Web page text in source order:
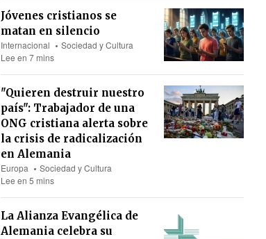
Jóvenes cristianos se
matan en silencio
Internacional
Sociedad y Cultura
Lee en 7 mins
"Quieren destruir nuestro
país": Trabajador de una
ONG cristiana alerta sobre
la crisis de radicalización
en Alemania
Europa
Sociedad y Cultura
Lee en 5 mins
La Alianza Evangélica de
Alemania celebra su